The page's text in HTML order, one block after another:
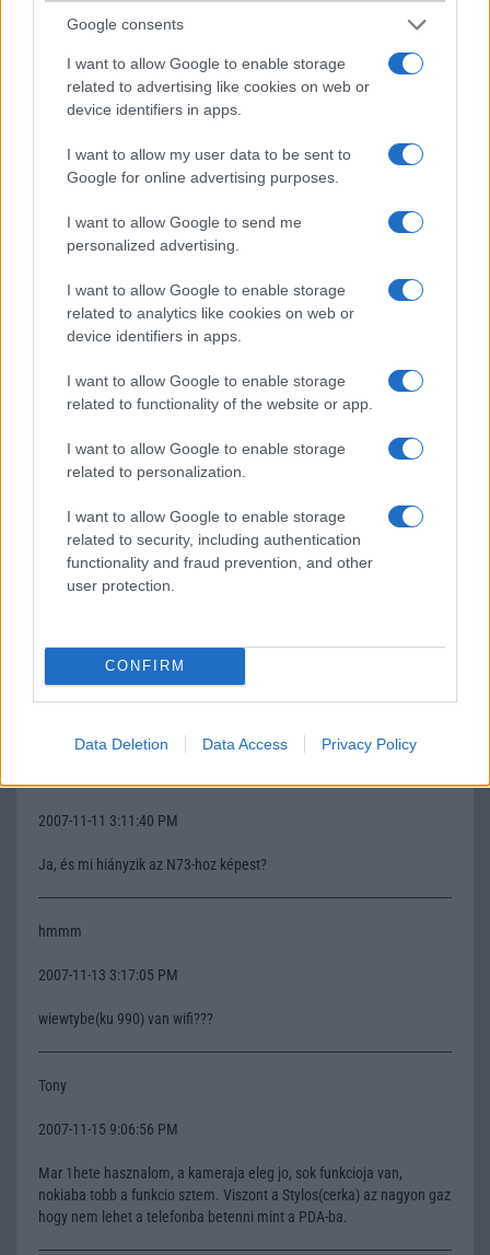
Google consents
I want to allow Google to enable storage
related to advertising like cookies on web or
device identifiers in apps.
I want to allow my user data to be sent to
Google for online advertising purposes.
I want to allow Google to send me
personalized advertising.
I want to allow Google to enable storage
related to analytics like cookies on web or
device identifiers in apps.
I want to allow Google to enable storage
related to functionality of the website or app.
I want to allow Google to enable storage
related to personalization.
I want to allow Google to enable storage
related to security, including authentication
functionality and fraud prevention, and other
user protection.
CONFIRM
Data Deletion Data Access Privacy Policy
mitya
2007-10-13 8:51:19 PM
nekem nem hozza be a gsmarenat. csak nalam van igy?
Cassie babyke
2007-11-6 6:17:26 PM
nem tudom!! nah mind1 akkor is kell
2007-11-10 4:13:55 PM
Hi! Tegnap hoztam ki a boltbol. A kameraja az fantasztikus, 1-2
dolog hianyzik a menubol ami az N73ba nekem megvolt. Amugy
N95-el jobban jartam volna. A GPS-e eleg gaz, de a WIFI az jo otlet.
Ajanlom.
2007-11-11 3:10:01 PM
Szeva Tony,hol vetted és mennyiért?Mennyi téma van a telóban?
2007-11-11 3:11:40 PM
Ja, és mi hiányzik az N73-hoz képest?
hmmm
2007-11-13 3:17:05 PM
wiewtybe(ku 990) van wifi???
Tony
2007-11-15 9:06:56 PM
Mar 1hete hasznalom, a kameraja eleg jo, sok funkcioja van,
nokiaba tobb a funkcio sztem. Viszont a Stylos(cerka) az nagyon gaz
hogy nem lehet a telefonba betenni mint a PDA-ba.